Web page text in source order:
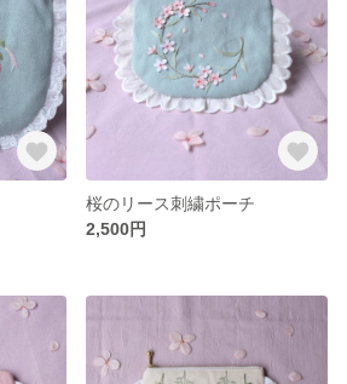
桜のリース刺繍ポーチ
2,500円